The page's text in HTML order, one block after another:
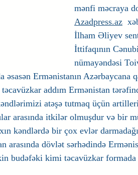
mənfi məcraya
Azadpress.az
İlham Əliyev
İttifaqının
nümayəndəsi
əsasən Ermənistanın Azərbaycana
addım Ermənistan
atəşə tutmaq üçün
arasında itkilər olmuşdur və bir
kəndlərdə bir çox evlər
arasında dövlət sərhədində
budəfəki kimi təcavüzkar formada